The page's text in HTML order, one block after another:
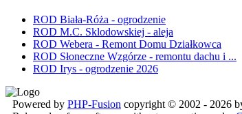
ROD Biała-Róża - ogrodzenie
ROD M.C. Sklodowskiej - aleja
ROD Webera - Remont Domu Działkowca
ROD Słoneczne Wzgórze - remontu dachu i ...
ROD Irys - ogrodzenie 2026
Powered by PHP-Fusion copyright © 2002 - 2026